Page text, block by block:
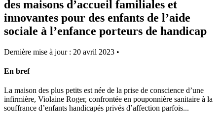
des maisons d’accueil familiales et
innovantes pour des enfants de l’aide
sociale à l’enfance porteurs de handicap
Dernière mise à jour : 20 avril 2023 •
En bref
La maison des plus petits est née de la prise de conscience d’une
infirmière, Violaine Roger, confrontée en pouponnière sanitaire à la
souffrance d’enfants handicapés privés d’affection parfois...